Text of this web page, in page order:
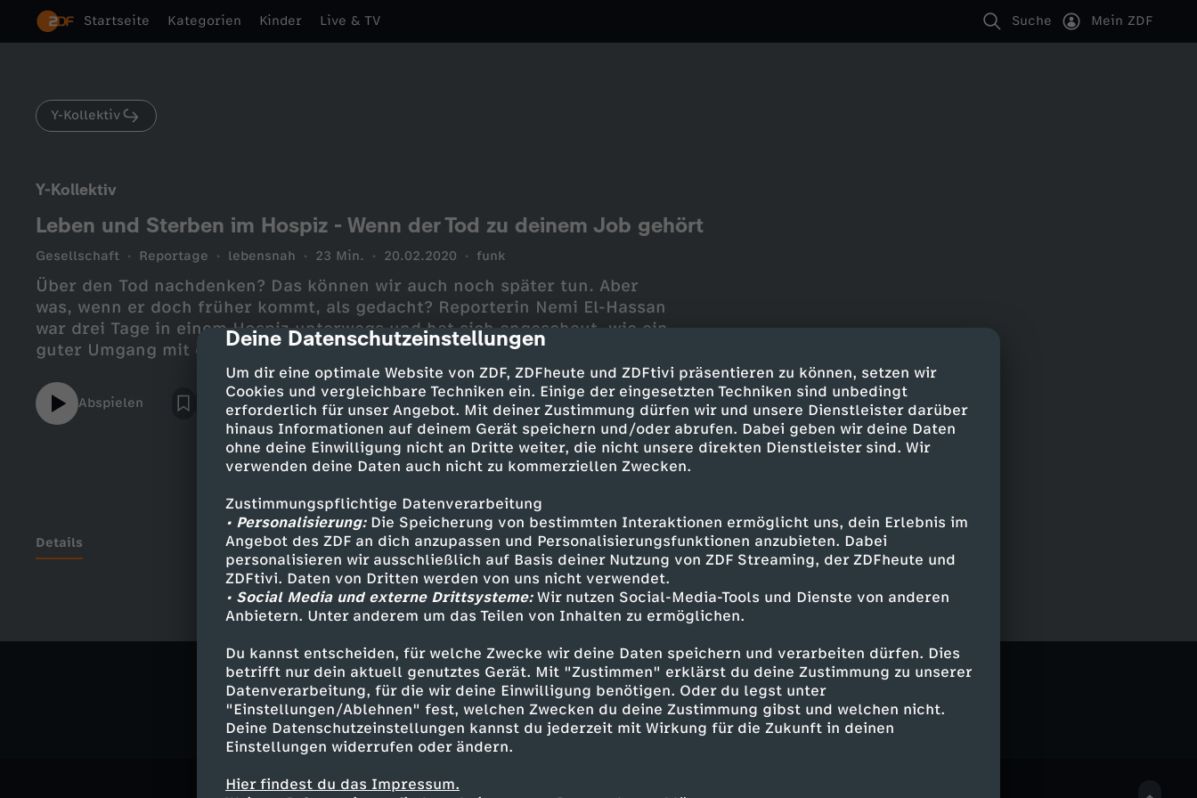
cmp-dialog-description
Deine Datenschutzeinstellungen
Um dir eine optimale Website von ZDF, ZDFheute und ZDFtivi präsentieren zu können, setzen wir
Cookies und vergleichbare Techniken ein. Einige der eingesetzten Techniken sind unbedingt
erforderlich für unser Angebot. Mit deiner Zustimmung dürfen wir und unsere Dienstleister darüber
hinaus Informationen auf deinem Gerät speichern und/oder abrufen. Dabei geben wir deine Daten
ohne deine Einwilligung nicht an Dritte weiter, die nicht unsere direkten Dienstleister sind. Wir
verwenden deine Daten auch nicht zu kommerziellen Zwecken.
Zustimmungspflichtige Datenverarbeitung
• Personalisierung:Die Speicherung von bestimmten Interaktionen ermöglicht uns, dein Erlebnis im
Angebot des ZDF an dich anzupassen und Personalisierungsfunktionen anzubieten. Dabei
personalisieren wir ausschließlich auf Basis deiner Nutzung von ZDF Streaming, der ZDFheute und
ZDFtivi. Daten von Dritten werden von uns nicht verwendet.
• Social Media und externe Drittsysteme:Wir nutzen Social-Media-Tools und Dienste von anderen
Anbietern. Unter anderem um das Teilen von Inhalten zu ermöglichen.
Du kannst entscheiden, für welche Zwecke wir deine Daten speichern und verarbeiten dürfen. Dies
betrifft nur dein aktuell genutztes Gerät. Mit "Zustimmen" erklärst du deine Zustimmung zu unserer
Datenverarbeitung, für die wir deine Einwilligung benötigen. Oder du legst unter
"Einstellungen/Ablehnen" fest, welchen Zwecken du deine Zustimmung gibst und welchen nicht.
Deine Datenschutzeinstellungen kannst du jederzeit mit Wirkung für die Zukunft in deinen
Einstellungen widerrufen oder ändern.
Hier findest du das Impressum.
Startseite Kategorien Kinder Live & TV Suche Mein ZDF
Y-Kollektiv
Y-Kollektiv
Leben und Sterben im Hospiz - Wenn der Tod zu deinem Job gehört
Gesellschaft Reportage lebensnah 23 Min. 20.02.2020 funk
Über den Tod nachdenken? Das können wir auch noch später tun. Aber
was, wenn er doch früher kommt, als gedacht? Reporterin Nemi El-Hassan
war drei Tage in einem Hospiz unterwegs und hat sich angeschaut, wie ein
guter Umgang mit dem Tod aussehen kann.
Abspielen
Details
Ähnliche Inhalte entdecken
Gesellschaft Reportage lebensnah Y-Kollektiv